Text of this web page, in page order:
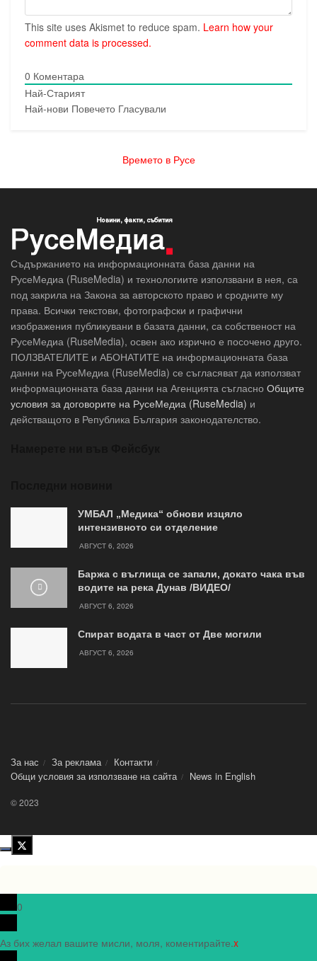
This site uses Akismet to reduce spam. Learn how your
comment data is processed.
0 Коментара
Най-Старият
Най-нови Повечето Гласували
Времето в Русе
Съдържанието на информационната база данни на
РусеМедиа (RuseMedia) и технологиите използвани в нея, са
под закрила на Закона за авторското право и сродните му
права. Всички текстови, фотографски и графични
изображения публикувани в базата данни, са собственост на
РусеМедиа (RuseMedia), освен ако изрично е посочено друго.
ПОЛЗВАТЕЛИТЕ и АБОНАТИТЕ на информационната база
данни на РусеМедиа (RuseMedia) се съгласяват да използват
информационната база данни на Агенцията съгласно Общите
условия за договорите на РусеМедиа (RuseMedia) и
действащото в Република България законодателство.
УМБАЛ „Медика“ обнови изцяло
интензивното си отделение
АВГУСТ 6, 2026
Баржа с въглища се запали, докато чака във
водите на река Дунав /ВИДЕО/
АВГУСТ 6, 2026
Спират водата в част от Две могили
АВГУСТ 6, 2026
За нас За реклама
Контакти
Общи условия за използване на сайта
News in Еnglish
© 2023
0
Аз бих желал вашите мисли, моля, коментирайте.x